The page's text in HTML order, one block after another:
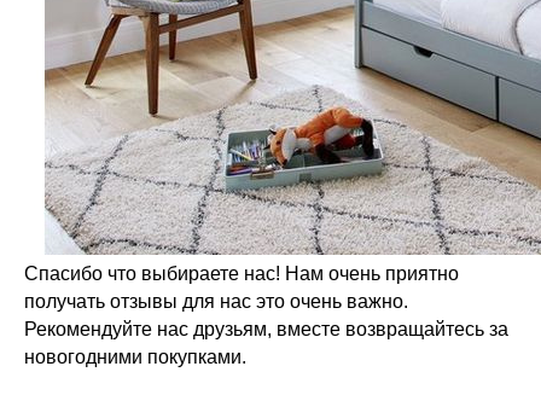
Спасибо что выбираете нас! Нам очень приятно
получать отзывы для нас это очень важно.
Рекомендуйте нас друзьям, вместе возвращайтесь за
новогодними покупками.